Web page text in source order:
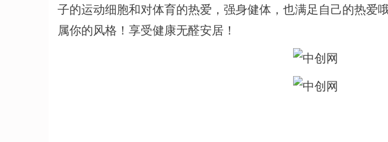
子的运动细胞和对体育的热爱，强身健体，也满足自己的热爱
属你的风格！享受健康无醛安居！